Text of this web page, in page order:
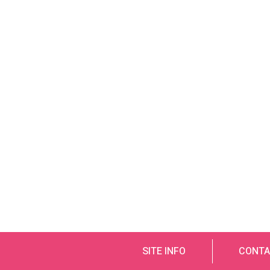
SITE INFO